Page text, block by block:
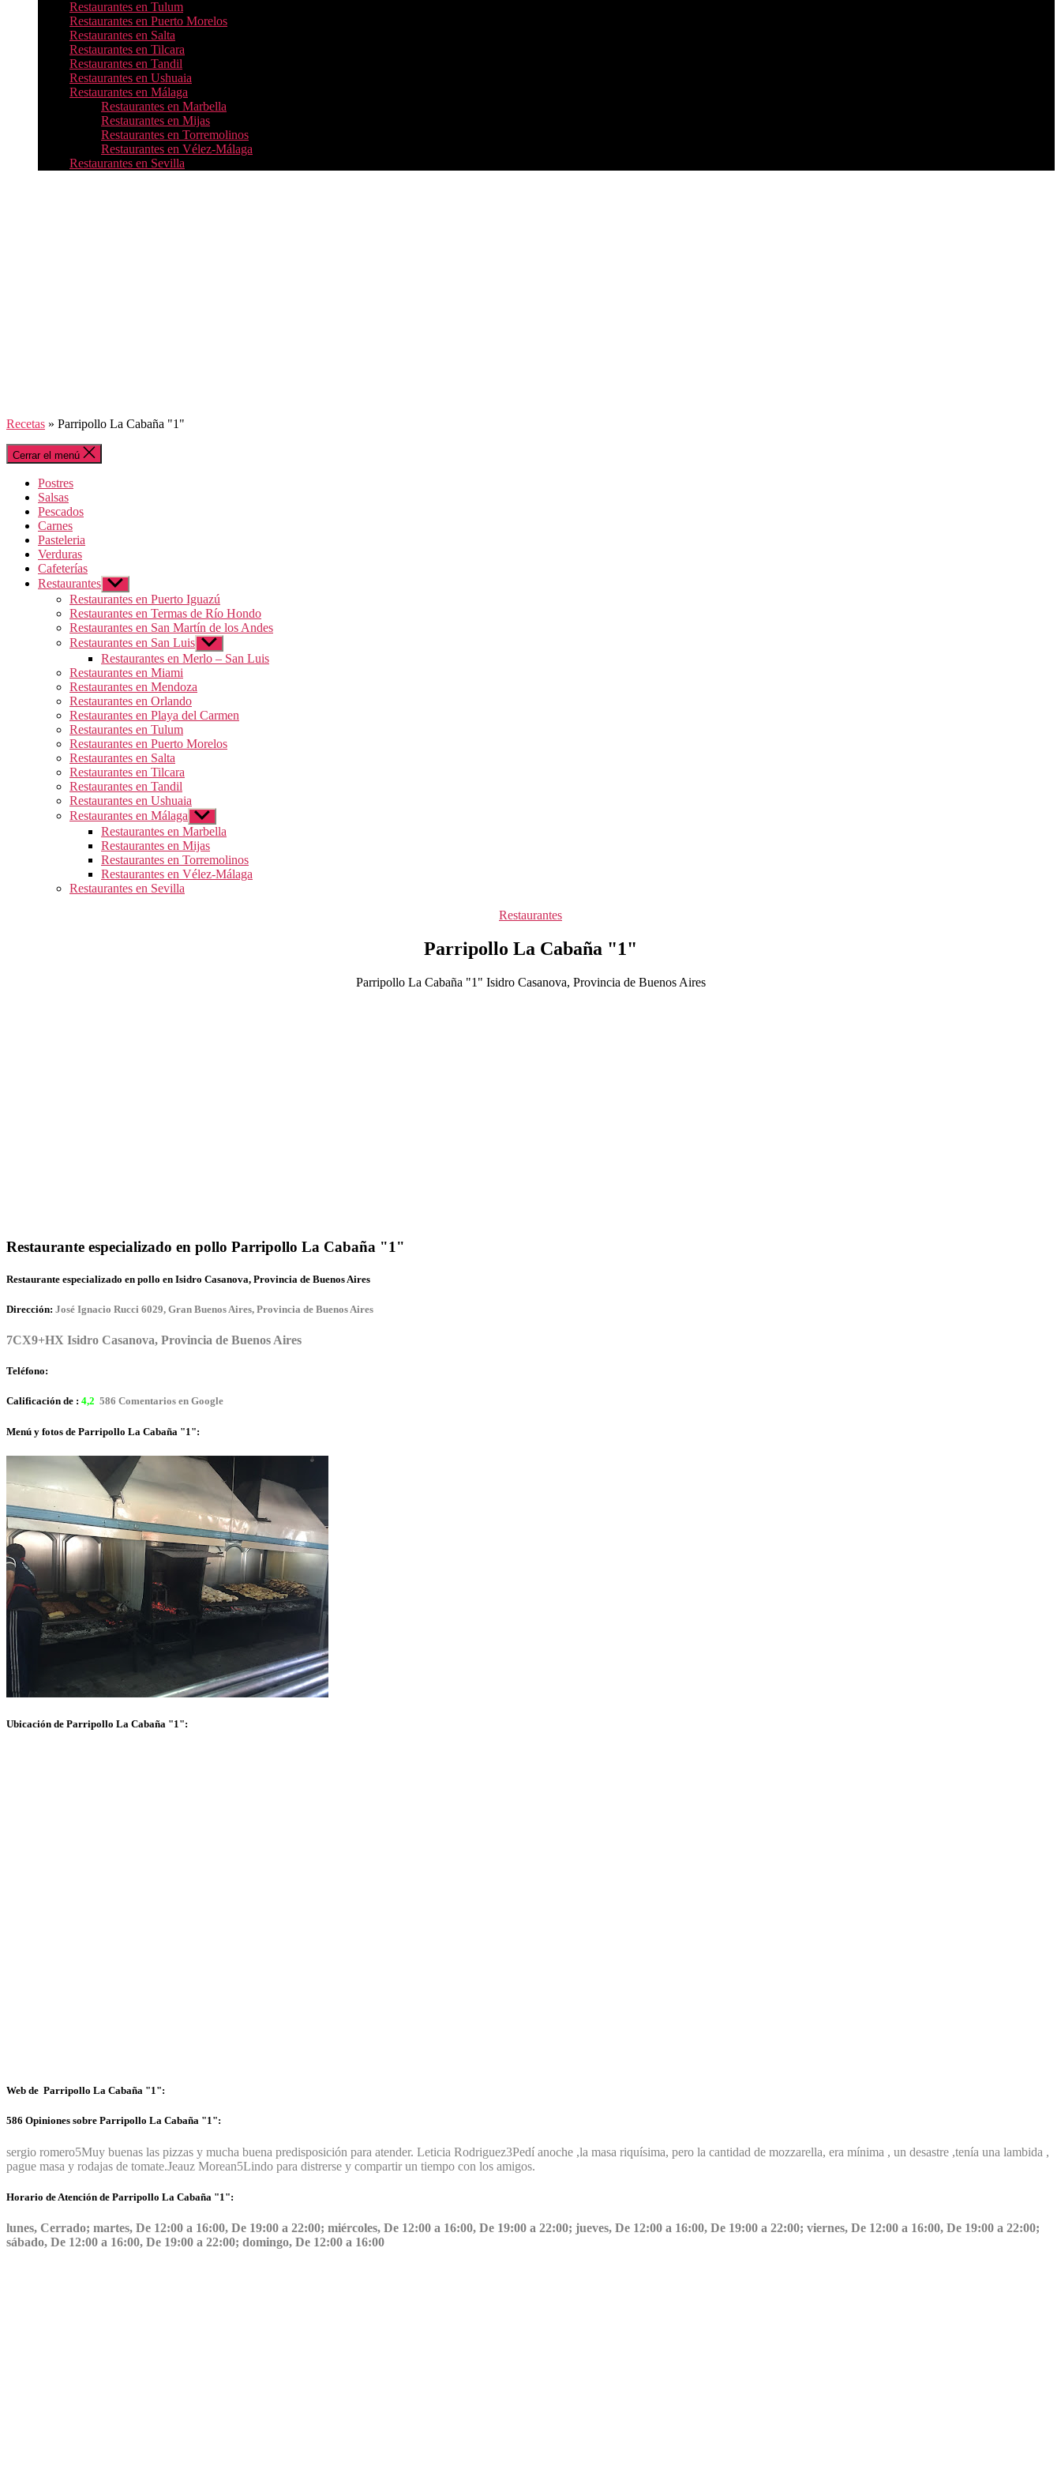
Restaurantes en Tulum
Restaurantes en Puerto Morelos
Restaurantes en Salta
Restaurantes en Tilcara
Restaurantes en Tandil
Restaurantes en Ushuaia
Restaurantes en Málaga
Restaurantes en Marbella
Restaurantes en Mijas
Restaurantes en Torremolinos
Restaurantes en Vélez-Málaga
Restaurantes en Sevilla
Recetas » Parripollo La Cabaña "1"
Cerrar el menú
Postres
Salsas
Pescados
Carnes
Pasteleria
Verduras
Cafeterías
Restaurantes Mostrar
el
submenú
Restaurantes en Puerto Iguazú
Restaurantes en Termas de Río Hondo
Restaurantes en San Martín de los Andes
Restaurantes en San Luis Mostrar
el
submenú
Restaurantes en Merlo – San Luis
Restaurantes en Miami
Restaurantes en Mendoza
Restaurantes en Orlando
Restaurantes en Playa del Carmen
Restaurantes en Tulum
Restaurantes en Puerto Morelos
Restaurantes en Salta
Restaurantes en Tilcara
Restaurantes en Tandil
Restaurantes en Ushuaia
Restaurantes en Málaga Mostrar
el
submenú
Restaurantes en Marbella
Restaurantes en Mijas
Restaurantes en Torremolinos
Restaurantes en Vélez-Málaga
Restaurantes en Sevilla
Categorías
Restaurantes
Parripollo La Cabaña "1"
Parripollo La Cabaña "1" Isidro Casanova, Provincia de Buenos Aires
Restaurante especializado en pollo Parripollo La Cabaña "1"
Restaurante especializado en pollo en Isidro Casanova, Provincia de Buenos Aires
Dirección: José Ignacio Rucci 6029, Gran Buenos Aires, Provincia de Buenos Aires
7CX9+HX Isidro Casanova, Provincia de Buenos Aires
Teléfono:
Calificación de : 4,2 586 Comentarios en Google
Menú y fotos de Parripollo La Cabaña "1":
Ubicación de Parripollo La Cabaña "1":
Web de Parripollo La Cabaña "1":
586 Opiniones sobre Parripollo La Cabaña "1":
sergio romero5Muy buenas las pizzas y mucha buena predisposición para atender. Leticia Rodriguez3Pedí anoche ,la masa riquísima, pero la cantidad de mozzarella, era mínima , un desastre ,tenía una lambida ,
pague masa y rodajas de tomate.Jeauz Morean5Lindo para distrerse y compartir un tiempo con los amigos.
Horario de Atención de Parripollo La Cabaña "1":
lunes, Cerrado; martes, De 12:00 a 16:00, De 19:00 a 22:00; miércoles, De 12:00 a 16:00, De 19:00 a 22:00; jueves, De 12:00 a 16:00, De 19:00 a 22:00; viernes, De 12:00 a 16:00, De 19:00 a 22:00;
sábado, De 12:00 a 16:00, De 19:00 a 22:00; domingo, De 12:00 a 16:00